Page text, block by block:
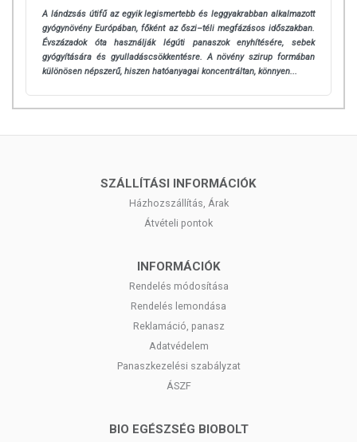
A lándzsás útifű az egyik legismertebb és leggyakrabban alkalmazott
gyógynövény Európában, főként az őszi–téli megfázásos időszakban.
Évszázadok óta használják légúti panaszok enyhítésére, sebek
gyógyítására és gyulladáscsökkentésre. A növény szirup formában
különösen népszerű, hiszen hatóanyagai koncentráltan, könnyen...
SZÁLLÍTÁSI INFORMÁCIÓK
Házhozszállítás, Árak
Átvételi pontok
INFORMÁCIÓK
Rendelés módosítása
Rendelés lemondása
Reklamáció, panasz
Adatvédelem
Panaszkezelési szabályzat
ÁSZF
BIO EGÉSZSÉG BIOBOLT